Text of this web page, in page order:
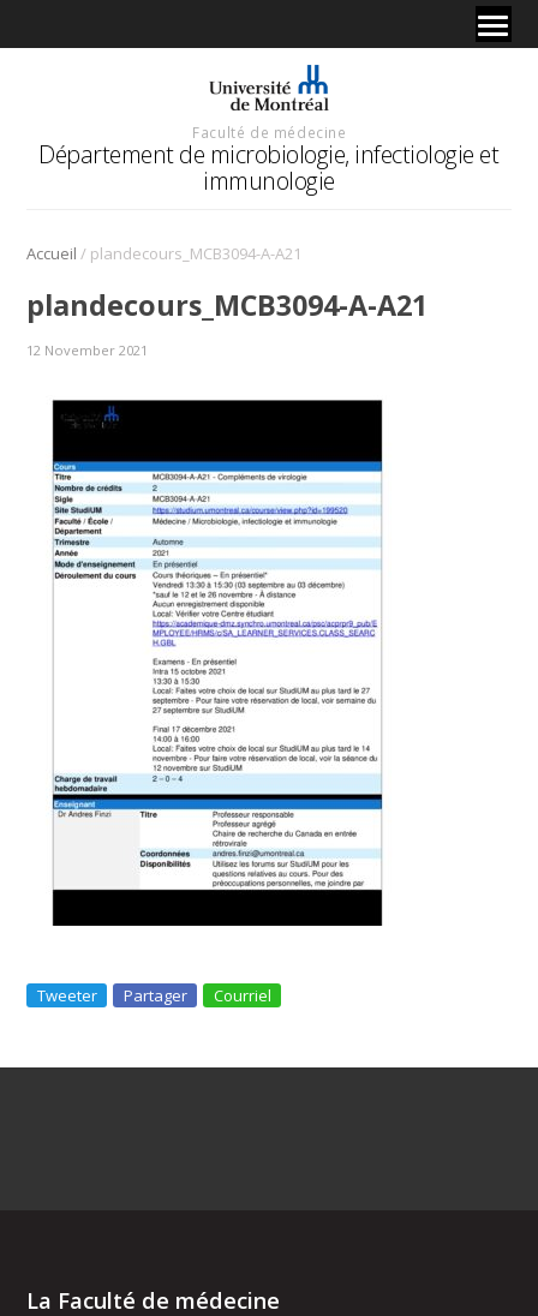
Faculté de médecine
Département de microbiologie, infectiologie et
immunologie
Accueil / plandecours_MCB3094-A-A21
plandecours_MCB3094-A-A21
12 November 2021
Tweeter Partager Courriel
La Faculté de médecine